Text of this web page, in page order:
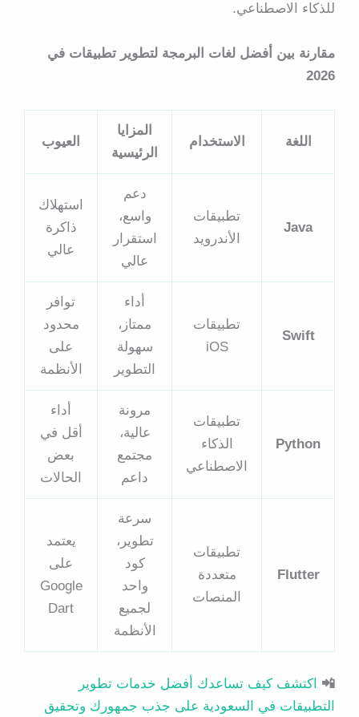
للذكاء الاصطناعي.
مقارنة بين أفضل لغات البرمجة لتطوير تطبيقات في
2026
اللغة الاستخدام
المزايا
الرئيسية
العيوب
Java
تطبيقات
الأندرويد
دعم
واسع،
استقرار
عالي
استهلاك
ذاكرة
عالي
Swift
تطبيقات
iOS
أداء
ممتاز،
سهولة
التطوير
توافر
محدود
على
الأنظمة
Python
تطبيقات
الذكاء
الاصطناعي
مرونة
عالية،
مجتمع
داعم
أداء
أقل في
بعض
الحالات
Flutter
تطبيقات
متعددة
المنصات
سرعة
تطوير،
كود
واحد
لجميع
الأنظمة
يعتمد
على
Google
Dart
📲 اكتشف كيف تساعدك أفضل خدمات تطوير
التطبيقات في السعودية على جذب جمهورك وتحقيق